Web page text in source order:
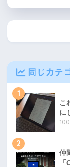
同じカテ
1
こ
に
2
仲